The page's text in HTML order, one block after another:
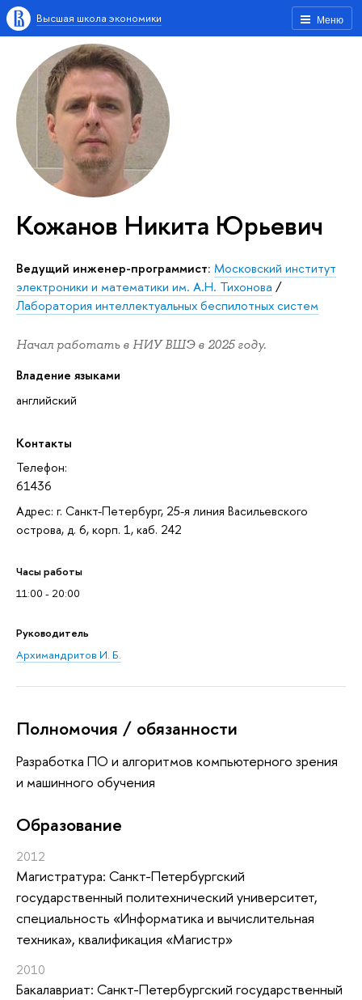
Меню
Высшая школа экономики
Кожанов Никита Юрьевич
Ведущий инженер-программист: Московский институт
электроники и математики им. А.Н. Тихонова /
Лаборатория интеллектуальных беспилотных систем
Начал работать в НИУ ВШЭ в 2025 году.
Владение языками
английский
Контакты
Телефон:
61436
Адрес: г. Санкт-Петербург, 25-я линия Васильевского
острова, д. 6, корп. 1, каб. 242
Часы работы
11:00 - 20:00
Руководитель
Архимандритов И. Б.
Полномочия / обязанности
Разработка ПО и алгоритмов компьютерного зрения
и машинного обучения
Oбразование
2012
Магистратура: Санкт-Петербургский
государственный политехнический университет,
специальность «Информатика и вычислительная
техника», квалификация «Магистр»
2010
Бакалавриат: Санкт-Петербургский государственный